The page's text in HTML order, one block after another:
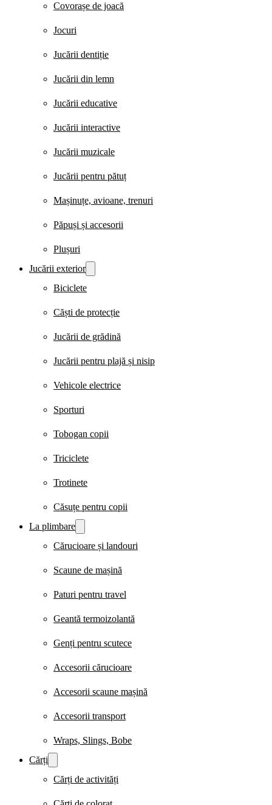
Covorașe de joacă
Jocuri
Jucării dentiție
Jucării din lemn
Jucării educative
Jucării interactive
Jucării muzicale
Jucării pentru pătuț
Mașinuțe, avioane, trenuri
Păpuși și accesorii
Plușuri
Jucării exterior
Biciclete
Căști de protecție
Jucării de grădină
Jucării pentru plajă și nisip
Vehicole electrice
Sporturi
Tobogan copii
Triciclete
Trotinete
Căsuțe pentru copii
La plimbare
Cărucioare și landouri
Scaune de mașină
Paturi pentru travel
Geantă termoizolantă
Genți pentru scutece
Accesorii cărucioare
Accesorii scaune mașină
Accesorii transport
Wraps, Slings, Bobe
Cărți
Cărți de activități